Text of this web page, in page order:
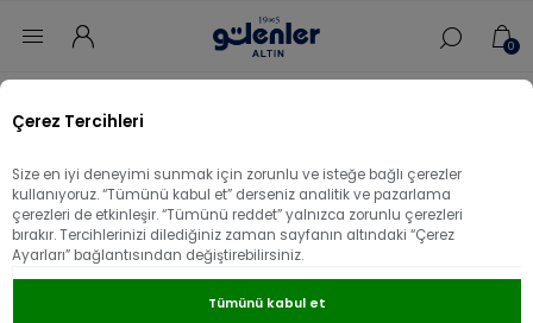
Çerez Tercihleri
Size en iyi deneyimi sunmak için zorunlu ve isteğe bağlı çerezler
kullanıyoruz. “Tümünü kabul et” derseniz analitik ve pazarlama
çerezleri de etkinleşir. “Tümünü reddet” yalnızca zorunlu çerezleri
bırakır. Tercihlerinizi dilediğiniz zaman sayfanın altındaki “Çerez
Ayarları” bağlantısından değiştirebilirsiniz.
Tümünü kabul et
0
22 Ayar Altın Zigzag Ajda Bilezik